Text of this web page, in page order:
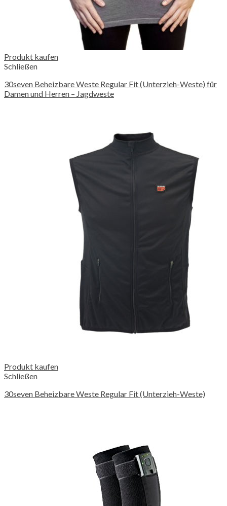
Produkt kaufen
Schließen
30seven Beheizbare Weste Regular Fit (Unterzieh-Weste) für
Damen und Herren – Jagdweste
Produkt kaufen
Schließen
30seven Beheizbare Weste Regular Fit (Unterzieh-Weste)